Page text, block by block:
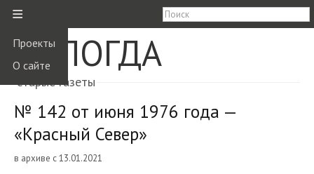
≡
Проекты
О сайте
ВОЛОГДА
старые газеты
№ 142 от июня 1976 года —
«Красный Север»
в архиве с 13.01.2021